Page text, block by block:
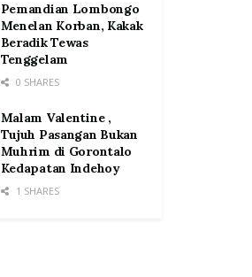
Pemandian Lombongo
Menelan Korban, Kakak
Beradik Tewas
Tenggelam
0 SHARES
Malam Valentine ,
Tujuh Pasangan Bukan
Muhrim di Gorontalo
Kedapatan Indehoy
1 SHARES